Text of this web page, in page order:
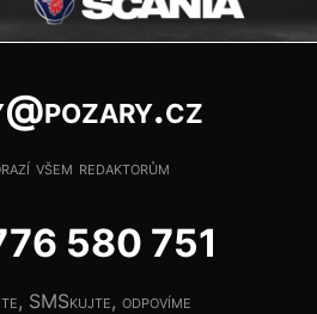
všem redaktorům
580 751
SMSkujte, odpovíme